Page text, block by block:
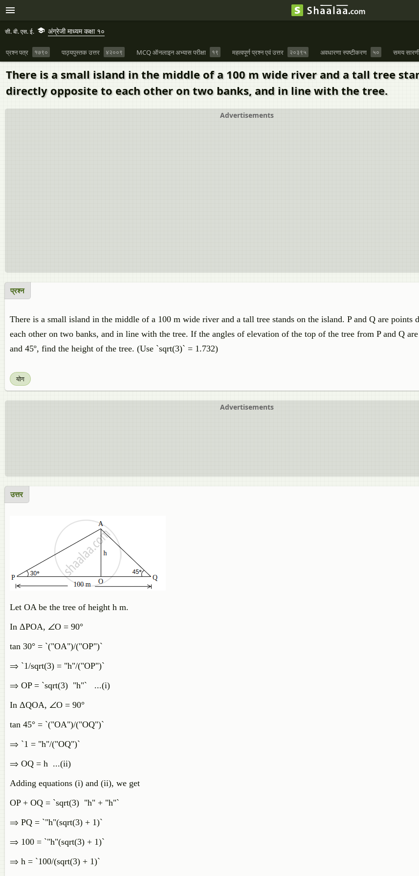
सी. बी. एस. ई. अंग्रेजी माध्यम कक्षा १०
प्रश्न पत्र १७९० पाठ्यपुस्तक उत्तर ४२००९ MCQ ऑनलाइन अभ्यास परीक्षा १९ महत्वपूर्ण प्रश्न एवं उत्तर २०३९५ अवधारणा स्पष्टीकरण ५० समय
There is a small island in the middle of a 100 m wide river and a tall tree
directly opposite to each other on two banks, and in line with the tree.
Advertisements
प्रश्न
There is a small island in the middle of a 100 m wide river and a tall tree stands on the island. P and Q are points
each other on two banks, and in line with the tree. If the angles of elevation of the top of the tree from P and Q
and 45º, find the height of the tree. (Use `sqrt(3)` = 1.732)
योग
Advertisements
उत्तर
Let OA be the tree of height h m.
In ΔPOA, ∠O = 90°
tan 30° = `("OA")/("OP")`
⇒ `1/sqrt(3) = "h"/("OP")`
⇒ OP = `sqrt(3) "h"` ...(i)
In ΔQOA, ∠O = 90°
tan 45° = `("OA")/("OQ")`
⇒ `1 = "h"/("OQ")`
⇒ OQ = h ...(ii)
Adding equations (i) and (ii), we get
OP + OQ = `sqrt(3) "h" + "h"`
⇒ PQ = `"h"(sqrt(3) + 1)`
⇒ 100 = `"h"(sqrt(3) + 1)`
⇒ h = `100/(sqrt(3) + 1)`